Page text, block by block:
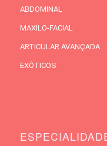
ABDOMINAL
MAXILO-FACIAL
ARTICULAR AVANÇADA
EXÓTICOS